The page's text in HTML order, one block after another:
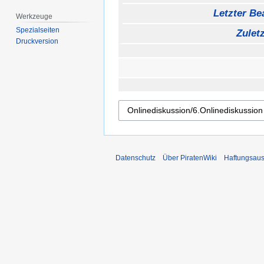
Letzter
Werkzeuge
Spezialseiten
Druckversion
Datenschutz Über PiratenWiki